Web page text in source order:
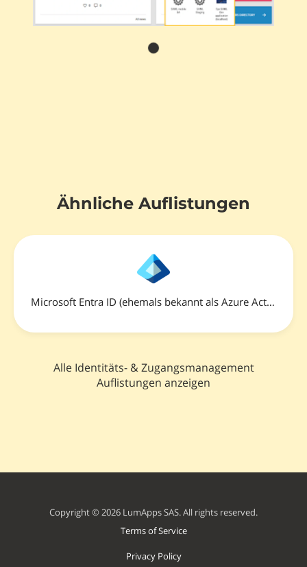
Ähnliche Auflistungen
Microsoft Entra ID (ehemals bekannt als Azure Active Directory)
Alle Identitäts- & Zugangsmanagement
Auflistungen anzeigen
Copyright © 2026 LumApps SAS. All rights reserved.
Terms of Service
Privacy Policy